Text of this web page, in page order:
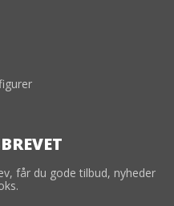
får du gode tilbud, nyheder